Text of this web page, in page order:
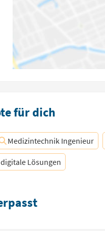
für dich
Medizintechnik Ingenieur
digitale Lösungen